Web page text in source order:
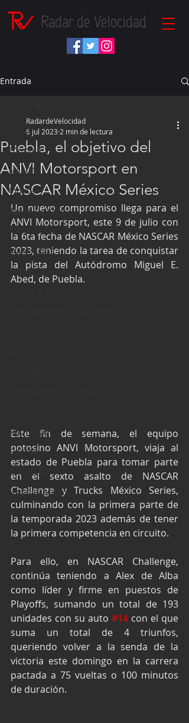
Radar de Velocidad
Entrada
Inicio
Fórmula 1
NASCAR
IndyCar
Autos Turismo
Fórmula E
Súper Copa
Industria Automotriz
Nauticopa
FIA TCR
Fórmula 2
NASCAR México
Puebla, el objetivo del
ANVI Motorsport en
NASCAR México Series
RadardeVelocidad
6 jul 2023 2 min de lectura
Un nuevo compromiso llega para el
ANVI Motorsport, este 9 de julio con
la 6ta fecha de NASCAR México Series
2023, teniendo la tarea de conquistar
la pista del Autódromo Miguel E.
Abed, de Puebla.
Este fin de semana, el equipo
potosino ANVI Motorsport, viaja al
estado de Puebla para tomar parte
en el sexto asalto de NASCAR
Challenge y Trucks México Series,
culminando con la primera parte de
la temporada 2023 además de tener
la primera competencia en circuito.
Para ello, en NASCAR Challenge,
continúa teniendo a Alex de Alba
como líder y firme en puestos de
Playoffs, sumando un total de 193
unidades con su auto #14 con el que
suma un total de 4 triunfos,
queriendo volver a la senda de la
victoria este domingo en la carrera
pactada a 75 vueltas o 100 minutos
de duración.